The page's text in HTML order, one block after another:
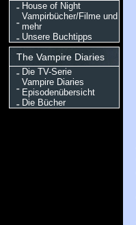
House of Night
Vampirbücher/Filme und
mehr
Unsere Buchtipps
The Vampire Diaries
Die TV-Serie
Vampire Diaries
Episodenübersicht
Die Bücher